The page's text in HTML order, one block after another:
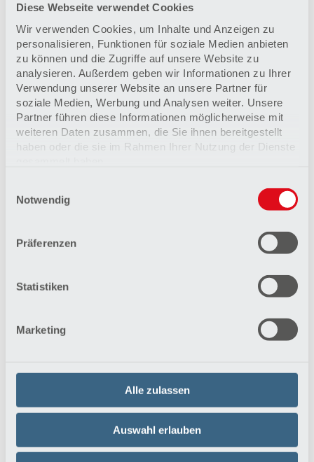
Diese Webseite verwendet Cookies
Wir verwenden Cookies, um Inhalte und Anzeigen zu
personalisieren, Funktionen für soziale Medien anbieten
zu können und die Zugriffe auf unsere Website zu
analysieren. Außerdem geben wir Informationen zu Ihrer
Verwendung unserer Website an unsere Partner für
soziale Medien, Werbung und Analysen weiter. Unsere
Partner führen diese Informationen möglicherweise mit
weiteren Daten zusammen, die Sie ihnen bereitgestellt
haben oder die sie im Rahmen Ihrer Nutzung der Dienste
Impressum
Notwendig
Präferenzen
Statistiken
Marketing
Alle zulassen
Auswahl erlauben
Operationen am offenen Herzen im Einsatz.
Mehr erfahren
Die Mediziner der Klinik für Angiologie sind auf
spezialisiert.